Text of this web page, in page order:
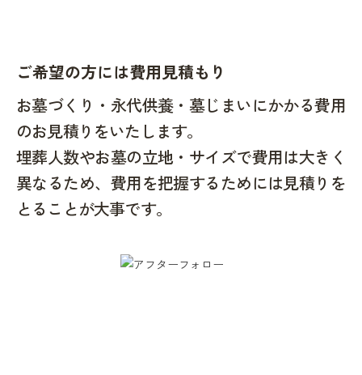
ご希望の方には費用見積もり
お墓づくり・永代供養・墓じまいにかかる費用
のお見積りをいたします。
埋葬人数やお墓の立地・サイズで費用は大きく
異なるため、費用を把握するためには見積りを
とることが大事です。